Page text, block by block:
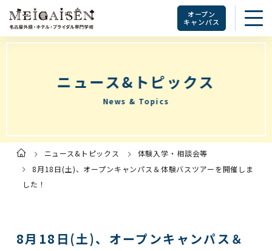
オープン
キャンパス
ニュース&トピックス
News & Topics
ト
プ
ペ
ー
ジ
ニュース&トピックス
体験入学・相談会等
8月18日(土)、オープンキャンパス＆体験バスツアーを開催しま
した！
8月18日(土)、オープンキャンパス＆